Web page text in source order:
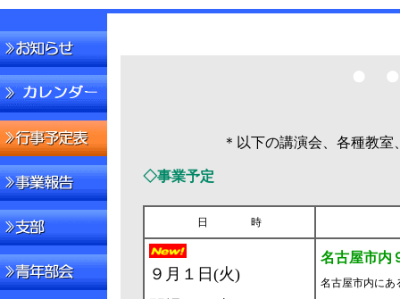
＊以下の講演会、各種教
◇事業予定
日 時
９月１日(火)
名古屋市内
名古屋市内にあ